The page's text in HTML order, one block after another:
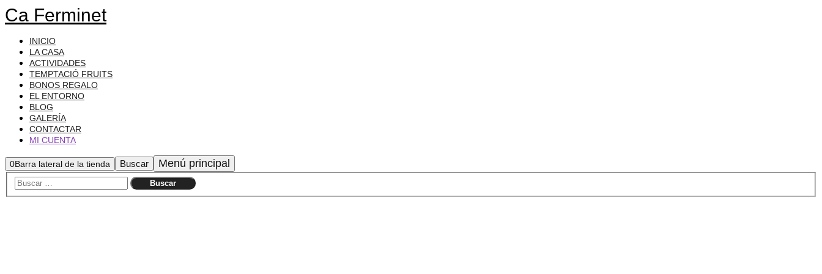
Ca Ferminet
INICIO
LA CASA
ACTIVIDADES
TEMPTACIÓ FRUITS
BONOS REGALO
EL ENTORNO
BLOG
GALERÍA
CONTACTAR
MI CUENTA
0Barra lateral de la tienda Buscar Menú principal